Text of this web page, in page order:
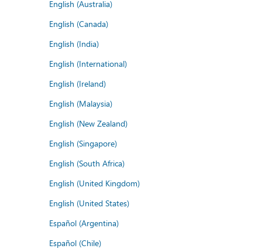
English (Australia)
English (Canada)
English (India)
English (International)
English (Ireland)
English (Malaysia)
English (New Zealand)
English (Singapore)
English (South Africa)
English (United Kingdom)
English (United States)
Español (Argentina)
Español (Chile)